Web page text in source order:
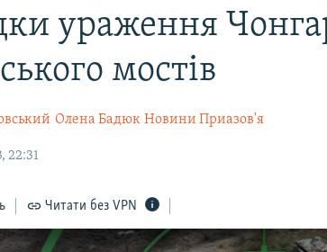
ураження
мостів
Олена Бадюк Новини Приазов'я
22:31
Читати без VPN